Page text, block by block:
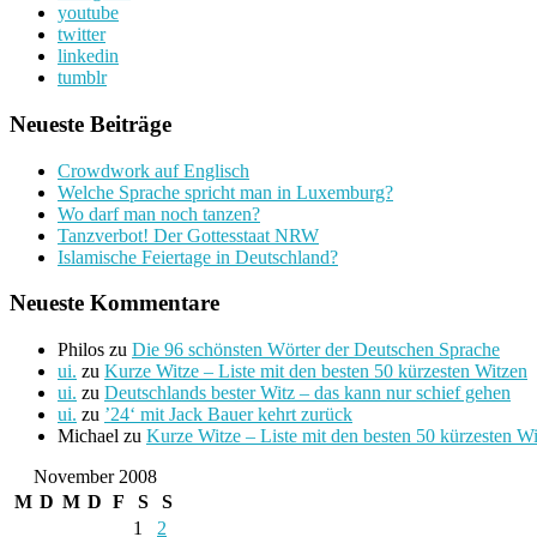
youtube
twitter
linkedin
tumblr
Neueste Beiträge
Crowdwork auf Englisch
Welche Sprache spricht man in Luxemburg?
Wo darf man noch tanzen?
Tanzverbot! Der Gottesstaat NRW
Islamische Feiertage in Deutschland?
Neueste Kommentare
Philos zu Die 96 schönsten Wörter der Deutschen Sprache
ui. zu Kurze Witze – Liste mit den besten 50 kürzesten Witzen
ui. zu Deutschlands bester Witz – das kann nur schief gehen
ui. zu ’24‘ mit Jack Bauer kehrt zurück
Michael zu Kurze Witze – Liste mit den besten 50 kürzesten
November 2008
M D M D F S
S
1
2